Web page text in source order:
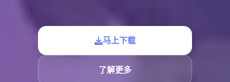
马上下载
了解更多